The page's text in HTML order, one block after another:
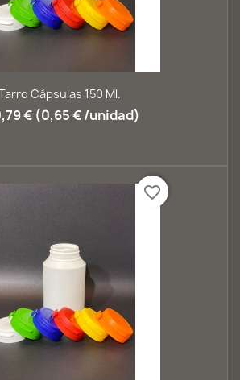
Cápsulas 150 Ml.
€ (0,65 € /unidad)
favorite_border